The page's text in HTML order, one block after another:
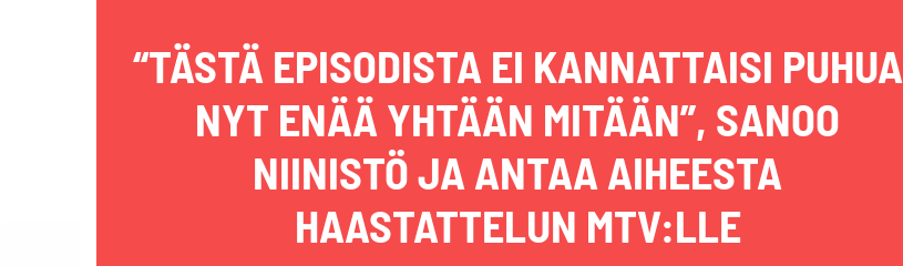
“TÄSTÄ EPISODISTA EI KANNATTAISI PUHUA
NYT ENÄÄ YHTÄÄN MITÄÄN”, SANOO
NIINISTÖ JA ANTAA AIHEESTA
HAASTATTELUN MTV:LLE